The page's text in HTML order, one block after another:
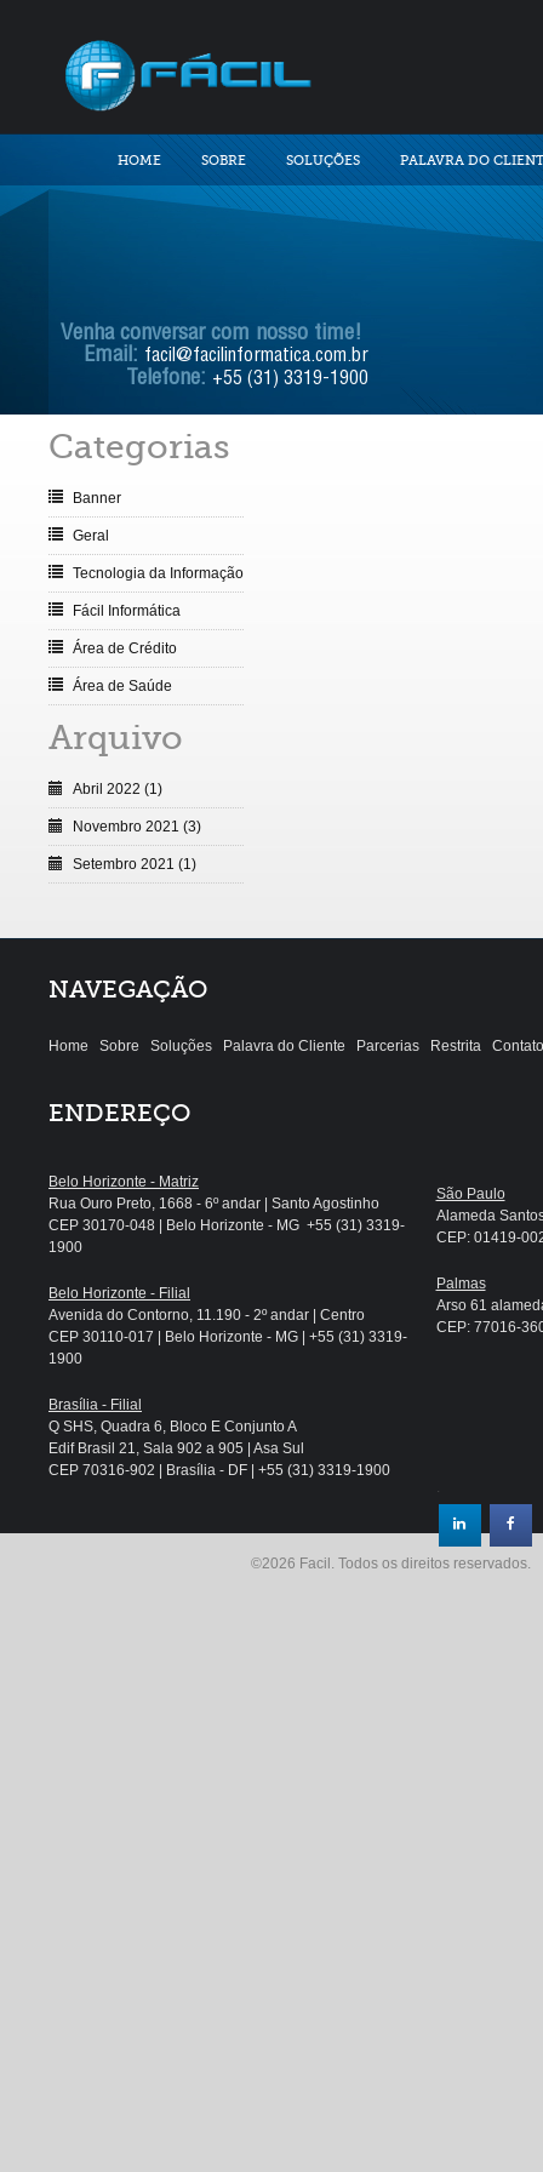
HOME SOBRE SOLUÇÕES PALAVRA DO
Venha conversar com nosso time!
Email: facil@facilinformatica.com.br
Telefone: +55 (31) 3319-1900
Categorias
Banner
Geral
Tecnologia da Informação
Fácil Informática
Área de Crédito
Área de Saúde
Arquivo
Abril 2022 (1)
Novembro 2021 (3)
Setembro 2021 (1)
NAVEGAÇÃO
Home Sobre Soluções Palavra do Cliente Parcerias Restrita Contato
ENDEREÇO
Belo Horizonte - Matriz
Rua Ouro Preto, 1668 - 6º andar | Santo Agostinho
CEP 30170-048 | Belo Horizonte - MG +55 (31) 3319-
1900
Belo Horizonte - Filial
Avenida do Contorno, 11.190 - 2º andar | Centro
CEP 30110-017 | Belo Horizonte - MG | +55 (31) 3319-
1900
Brasília - Filial
Q SHS, Quadra 6, Bloco E Conjunto A
Edif Brasil 21, Sala 902 a 905 | Asa Sul
CEP 70316-902 | Brasília - DF | +55 (31) 3319-1900
São Paulo
Alameda
CEP: 01419-
Palmas
Arso 61
CEP: 77016-
.
©2026 Facil. Todos os direitos reservados.